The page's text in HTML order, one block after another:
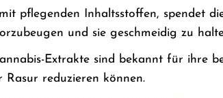
pflegenden Inhaltsstoffen, spendet
und sie geschmeidig zu
Extrakte sind bekannt für ihre
Rasur reduzieren können.